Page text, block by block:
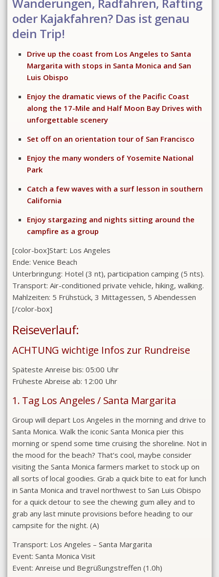
oder Kajakfahren? Das ist genau
dein Trip!
Drive up the coast from Los Angeles to Santa
Margarita with stops in Santa Monica and San
Luis Obispo
Enjoy the dramatic views of the Pacific Coast
along the 17-Mile and Half Moon Bay Drives with
unforgettable scenery
Set off on an orientation tour of San Francisco
Enjoy the many wonders of Yosemite National
Park
Catch a few waves with a surf lesson in southern
California
Enjoy stargazing and nights sitting around the
campfire as a group
[color-box]Start: Los Angeles
Ende: Venice Beach
Unterbringung: Hotel (3 nt), participation camping (5 nts).
Transport: Air-conditioned private vehicle, hiking, walking.
Mahlzeiten: 5 Frühstück, 3 Mittagessen, 5 Abendessen
[/color-box]
Reiseverlauf:
ACHTUNG wichtige Infos zur Rundreise
Späteste Anreise bis: 05:00 Uhr
Früheste Abreise ab: 12:00 Uhr
1. Tag Los Angeles / Santa Margarita
Group will depart Los Angeles in the morning and drive to
Santa Monica. Walk the iconic Santa Monica pier this
morning or spend some time cruising the shoreline. Not in
the mood for the beach? That’s cool, maybe consider
visiting the Santa Monica farmers market to stock up on
all sorts of local goodies. Grab a quick bite to eat for lunch
in Santa Monica and travel northwest to San Luis Obispo
for a quick detour to see the chewing gum alley and to
grab any last minute provisions before heading to our
campsite for the night. (A)
Transport: Los Angeles – Santa Margarita
Event: Santa Monica Visit
Event: Anreise und Begrüßungstreffen (1.0h)